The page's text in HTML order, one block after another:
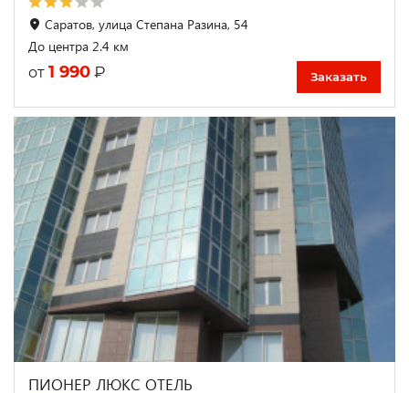
Саратов, улица Степана Разина, 54
До центра 2.4 км
от 1 990 ₽ Заказать
ПИОНЕР ЛЮКС ОТЕЛЬ